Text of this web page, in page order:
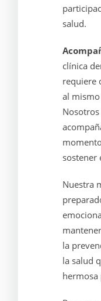
salud.
clínica
requiere
al
sostener
Nuestra
la
la salud
hermosa